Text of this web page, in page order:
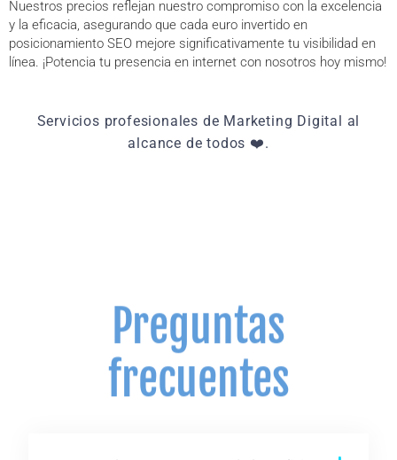
Nuestros precios reflejan nuestro compromiso con la excelencia
y la eficacia, asegurando que cada euro invertido en
posicionamiento SEO mejore significativamente tu visibilidad en
línea. ¡Potencia tu presencia en internet con nosotros hoy mismo!
Servicios profesionales de Marketing Digital al
alcance de todos ❤️.
Preguntas
frecuentes